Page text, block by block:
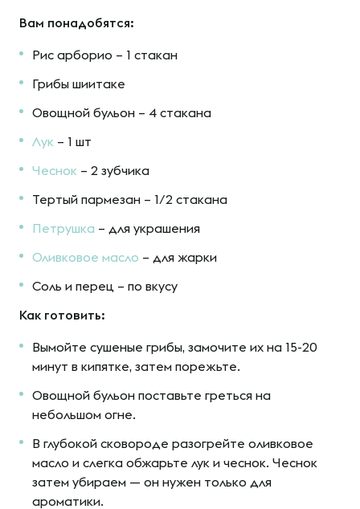
Вам понадобятся:
Рис арборио – 1 стакан
Грибы шиитаке
Овощной бульон – 4 стакана
Лук – 1 шт
Чеснок – 2 зубчика
Тертый пармезан – 1/2 стакана
Петрушка – для украшения
Оливковое масло – для жарки
Соль и перец – по вкусу
Как готовить:
Вымойте сушеные грибы, замочите их на 15-20
минут в кипятке, затем порежьте.
Овощной бульон поставьте греться на
небольшом огне.
В глубокой сковороде разогрейте оливковое
масло и слегка обжарьте лук и чеснок. Чеснок
затем убираем — он нужен только для
ароматики.